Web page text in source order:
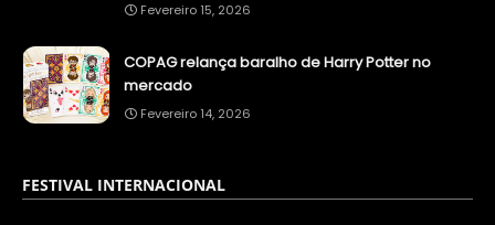
Fevereiro 15, 2026
COPAG relança baralho de Harry Potter no
mercado
Fevereiro 14, 2026
FESTIVAL INTERNACIONAL